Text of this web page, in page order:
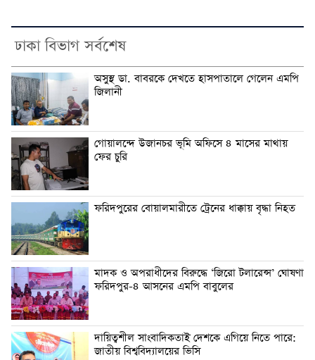
ঢাকা বিভাগ সর্বশেষ
অসুস্থ ডা. বাবরকে দেখতে হাসপাতালে গেলেন এমপি
জিলানী
গোয়ালন্দে উজানচর ভূমি অফিসে ৪ মাসের মাথায়
ফের চুরি
ফরিদপুরের বোয়ালমারীতে ট্রেনের ধাক্কায় বৃদ্ধা নিহত
মাদক ও অপরাধীদের বিরুদ্ধে ‘জিরো টলারেন্স’ ঘোষণা
ফরিদপুর-৪ আসনের এমপি বাবুলের
দায়িত্বশীল সাংবাদিকতাই দেশকে এগিয়ে নিতে পারে:
জাতীয় বিশ্ববিদ্যালয়ের ভিসি